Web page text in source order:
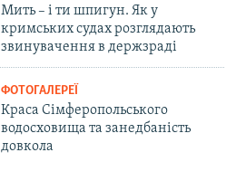
Мить – і ти шпигун. Як у
кримських судах розглядають
звинувачення в держзраді
ФОТОГАЛЕРЕЇ
Краса Сімферопольського
водосховища та занедбаність
довкола